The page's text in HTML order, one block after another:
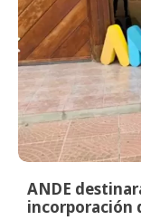
ANDE
incorporación